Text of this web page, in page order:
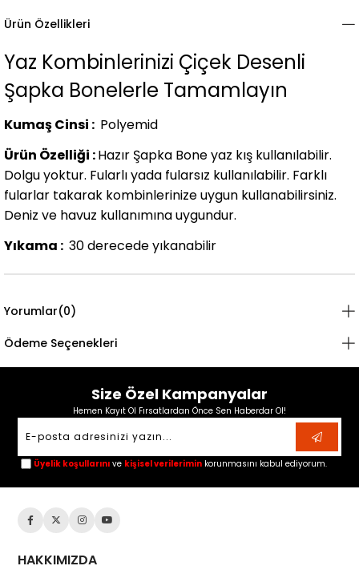
Ürün Özellikleri
Yaz Kombinlerinizi Çiçek Desenli
Şapka Bonelerle Tamamlayın
Kumaş Cinsi : Polyemid
Ürün Özelliği :Hazır Şapka Bone yaz kış kullanılabilir.
Dolgu yoktur. Fularlı yada fularsız kullanılabilir. Farklı
fularlar takarak kombinlerinize uygun kullanabilirsiniz.
Deniz ve havuz kullanımına uygundur.
Yıkama : 30 derecede yıkanabilir
Yorumlar(0)
Ödeme Seçenekleri
Size Özel Kampanyalar
Hemen Kayıt Ol Fırsatlardan Önce Sen Haberdar Ol!
Üyelik koşullarını ve kişisel verilerimin korunmasını kabul ediyorum.
HAKKIMIZDA